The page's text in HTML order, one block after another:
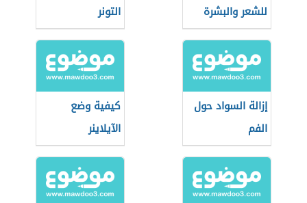
للشعر والبشرة
التونر
إزالة السواد حول
الفم
كيفية وضع
الآيلاينر